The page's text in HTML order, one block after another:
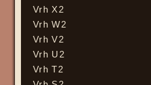
Vrh X2
Vrh W2
Vrh V2
Vrh U2
Vrh T2